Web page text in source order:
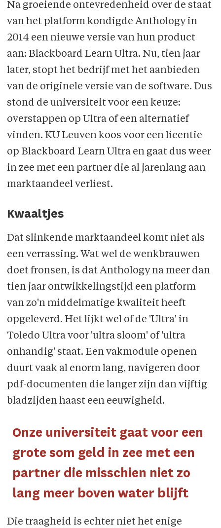
Na groeiende ontevredenheid over de staat
van het platform kondigde Anthology in
2014 een nieuwe versie van hun product
aan: Blackboard Learn Ultra. Nu, tien jaar
later, stopt het bedrijf met het aanbieden
van de originele versie van de software. Dus
stond de universiteit voor een keuze:
overstappen op Ultra of een alternatief
vinden. KU Leuven koos voor een licentie
op Blackboard Learn Ultra en gaat dus weer
in zee met een partner die al jarenlang aan
marktaandeel verliest.
Kwaaltjes
Dat slinkende marktaandeel komt niet als
een verrassing. Wat wel de wenkbrauwen
doet fronsen, is dat Anthology na meer dan
tien jaar ontwikkelingstijd een platform
van zo'n middelmatige kwaliteit heeft
opge­leverd. Het lijkt wel of de 'Ultra' in
Toledo Ultra voor 'ultra sloom' of 'ultra
onhandig' staat. Een vakmodule openen
duurt vaak al enorm lang, navigeren door
pdf-docu­menten die langer zijn dan vijftig
bladzijden haast een eeuwigheid.
Onze universiteit gaat voor een
grote som geld in zee met een
partner die misschien niet zo
lang meer boven water blijft
Die traagheid is echter niet het enige